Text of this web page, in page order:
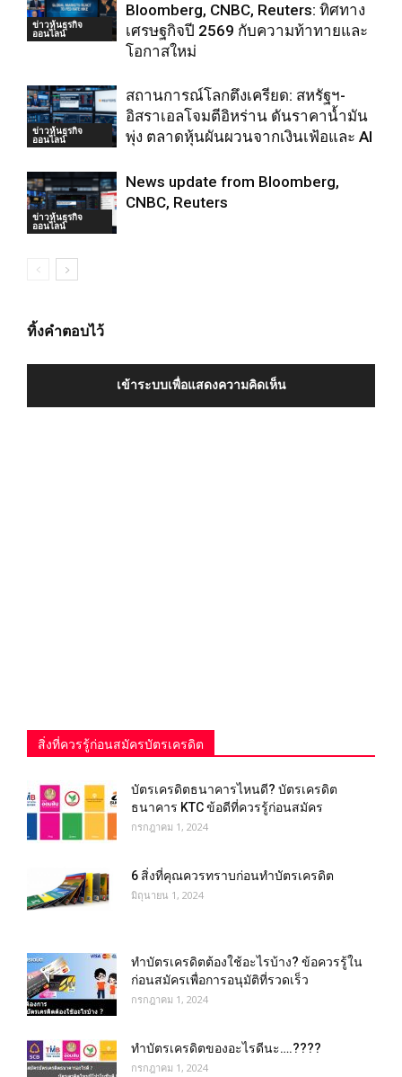
ข่าวหุ้นธุรกิจ
ออนไลน์
Bloomberg, CNBC, Reuters: ทิศทาง
เศรษฐกิจปี 2569 กับความท้าทายและ
โอกาสใหม่
ข่าวหุ้นธุรกิจ
ออนไลน์
สถานการณ์โลกตึงเครียด: สหรัฐฯ-
อิสราเอลโจมตีอิหร่าน ดันราคาน้ำมัน
พุ่ง ตลาดหุ้นผันผวนจากเงินเฟ้อและ AI
ข่าวหุ้นธุรกิจ
ออนไลน์
News update from Bloomberg,
CNBC, Reuters
ทิ้งคำตอบไว้
เข้าระบบเพื่อแสดงความคิดเห็น
สิ่งที่ควรรู้ก่อนสมัครบัตรเครดิต
บัตรเครดิตธนาคารไหนดี? บัตรเครดิต
ธนาคาร KTC ข้อดีที่ควรรู้ก่อนสมัคร
กรกฎาคม 1, 2024
6 สิ่งที่คุณควรทราบก่อนทำบัตรเครดิต
มิถุนายน 1, 2024
ทําบัตรเครดิตต้องใช้อะไรบ้าง? ข้อควรรู้ใน
ก่อนสมัครเพื่อการอนุมัติที่รวดเร็ว
กรกฎาคม 1, 2024
ทําบัตรเครดิตของอะไรดีนะ….????
กรกฎาคม 1, 2024